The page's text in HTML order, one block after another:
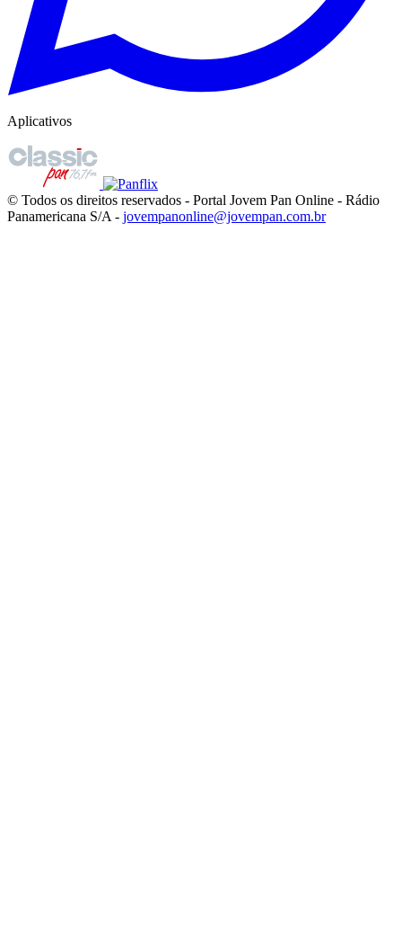
Aplicativos
© Todos os direitos reservados - Portal Jovem Pan Online - Rádio
Panamericana S/A - jovempanonline@jovempan.com.br